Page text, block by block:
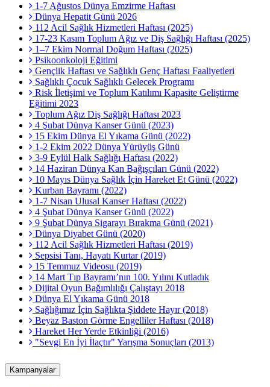
1-7 Ağustos Dünya Emzirme Haftası
Dünya Hepatit Günü 2026
112 Acil Sağlık Hizmetleri Haftası (2025)
17-23 Kasım Toplum Ağız ve Diş Sağlığı Haftası (2025)
1–7 Ekim Normal Doğum Haftası (2025)
Psikoonkoloji Eğitimi
Gençlik Haftası ve Sağlıklı Genç Haftası Faaliyetleri
Sağlıklı Çocuk Sağlıklı Gelecek Programı
Risk İletişimi ve Toplum Katılımı Kapasite Geliştirme
Eğitimi 2023
Toplum Ağız Diş Sağlığı Haftası 2023
4 Şubat Dünya Kanser Günü (2023)
15 Ekim Dünya El Yıkama Günü (2022)
1-2 Ekim 2022 Dünya Yürüyüş Günü
3-9 Eylül Halk Sağlığı Haftası (2022)
14 Haziran Dünya Kan Bağışçıları Günü (2022)
10 Mayıs Dünya Sağlık İçin Hareket Et Günü (2022)
Kurban Bayramı (2022)
1-7 Nisan Ulusal Kanser Haftası (2022)
4 Şubat Dünya Kanser Günü (2022)
9 Şubat Dünya Sigarayı Bırakma Günü (2021)
Dünya Diyabet Günü (2020)
112 Acil Sağlık Hizmetleri Haftası (2019)
Sepsisi Tanı, Hayatı Kurtar (2019)
15 Temmuz Videosu (2019)
14 Mart Tıp Bayramı’nın 100. Yılını Kutladık
Dijital Oyun Bağımlılığı Çalıştayı 2018
Dünya El Yıkama Günü 2018
Sağlığımız İçin Sağlıkta Şiddete Hayır (2018)
Beyaz Baston Görme Engelliler Haftası (2018)
Hareket Her Yerde Etkinliği (2016)
"Sevgi En İyi İlaçtır" Yarışma Sonuçları (2013)
Kampanyalar